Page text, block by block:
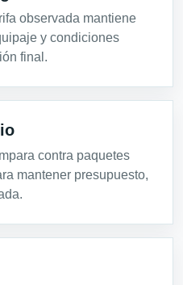
observada mantiene
y condiciones
final.
contra paquetes
mantener presupuesto,